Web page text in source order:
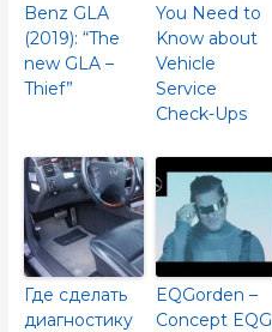
Benz GLA
(2019): “The
new GLA –
Thief”
You Need to
Know about
Vehicle
Service
Check-Ups
Где сделать
диагностику
EQGorden –
Concept EQG